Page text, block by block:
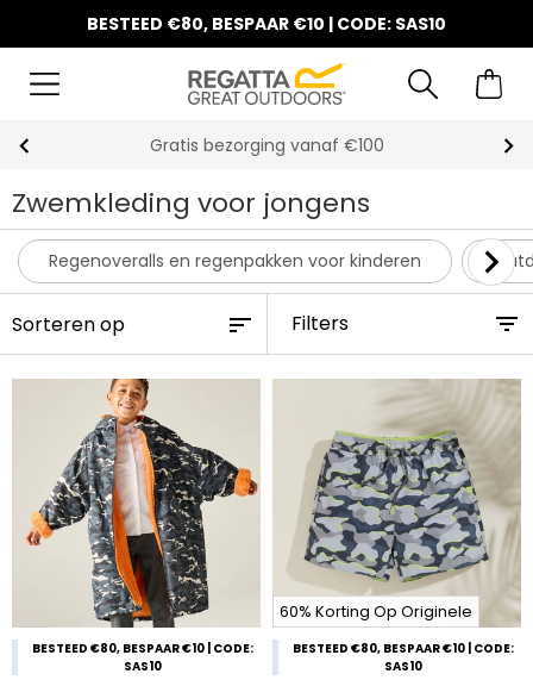
BESTEED €80, BESPAAR €10 | CODE: SAS10
Gratis bezorging vanaf €100
Zwemkleding voor jongens
Regenoveralls en regenpakken voor kinderen
Filters
BESTEED €80, BESPAAR €10 | CODE:
SAS10
60% Korting Op Originele
BESTEED €80, BESPAAR €10 | CODE:
SAS10